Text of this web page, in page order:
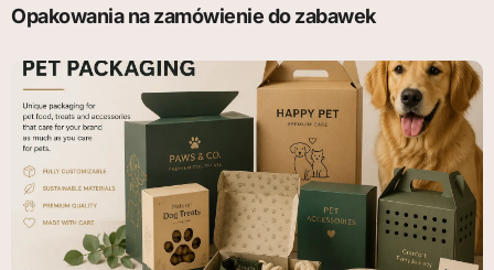
Opakowania na zamówienie do zabawek